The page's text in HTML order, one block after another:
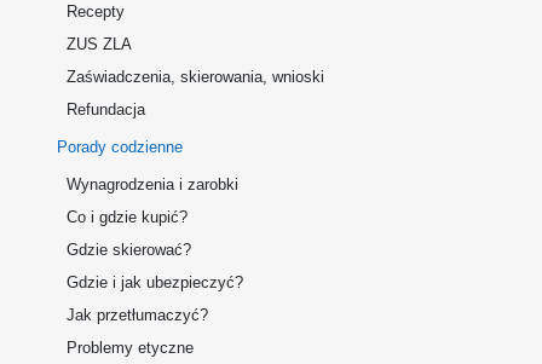
Recepty
ZUS ZLA
Zaświadczenia, skierowania, wnioski
Refundacja
Porady codzienne
Wynagrodzenia i zarobki
Co i gdzie kupić?
Gdzie skierować?
Gdzie i jak ubezpieczyć?
Jak przetłumaczyć?
Problemy etyczne